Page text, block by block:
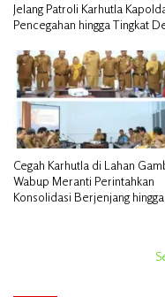
Jelang Patroli Karhutla
Pencegahan hingga Tingkat
Cegah Karhutla di Lahan
Wabup Meranti Perintahkan
Konsolidasi Berjenjang hingga